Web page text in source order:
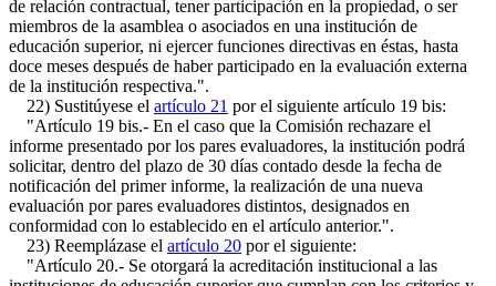
de relación contractual, tener participación en la propiedad, o ser
miembros de la asamblea o asociados en una institución de
educación superior, ni ejercer funciones directivas en éstas, hasta
doce meses después de haber participado en la evaluación externa
de la institución respectiva.".
22) Sustitúyese el artículo 21 por el siguiente artículo 19 bis:
"Artículo 19 bis.- En el caso que la Comisión rechazare el
informe presentado por los pares evaluadores, la institución podrá
solicitar, dentro del plazo de 30 días contado desde la fecha de
notificación del primer informe, la realización de una nueva
evaluación por pares evaluadores distintos, designados en
conformidad con lo establecido en el artículo anterior.".
23) Reemplázase el artículo 20 por el siguiente:
"Artículo 20.- Se otorgará la acreditación institucional a las